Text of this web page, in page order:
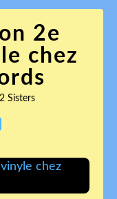
2e
chez
2 Sisters